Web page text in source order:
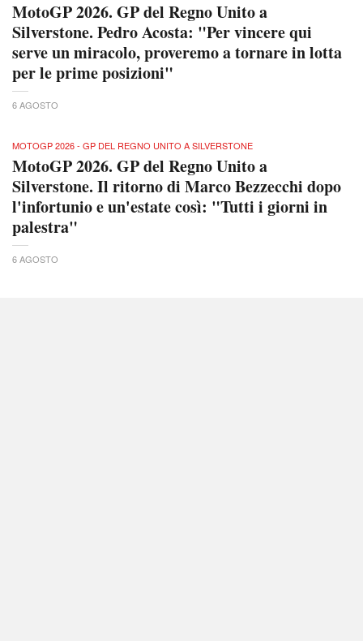
MotoGP 2026. GP del Regno Unito a
Silverstone. Pedro Acosta: "Per vincere qui
serve un miracolo, proveremo a tornare in lotta
per le prime posizioni"
6 AGOSTO
MOTOGP 2026 - GP DEL REGNO UNITO A SILVERSTONE
MotoGP 2026. GP del Regno Unito a
Silverstone. Il ritorno di Marco Bezzecchi dopo
l'infortunio e un'estate così: "Tutti i giorni in
palestra"
6 AGOSTO